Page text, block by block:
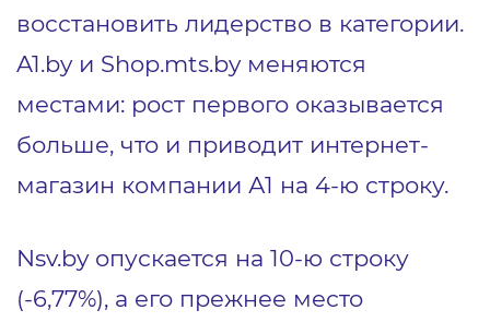
восстановить лидерство в категории.
A1.by и Shop.mts.by меняются
местами: рост первого оказывается
больше, что и приводит интернет-
магазин компании А1 на 4-ю строку.
Nsv.by опускается на 10-ю строку
(-6,77%), а его прежнее место